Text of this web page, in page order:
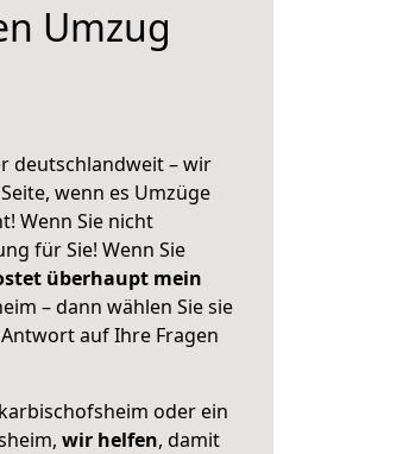
Umzug
deutschlandweit – wir
wenn es Umzüge
Wenn Sie nicht
für Sie! Wenn Sie
überhaupt mein
– dann wählen Sie sie
auf Ihre Fragen
oder ein
wir helfen, damit